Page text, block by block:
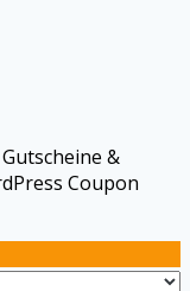
&
Coupon